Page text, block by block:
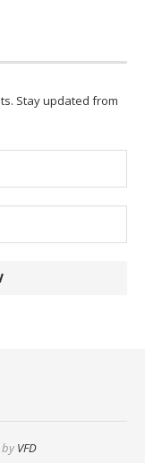
Stay updated from
byVFD